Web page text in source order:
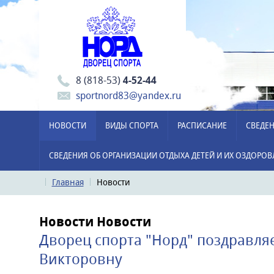
8 (818-53)4-52-44
sportnord83@yandex.ru
НОВОСТИ ВИДЫ СПОРТА РАСПИСАНИЕ
СВЕДЕНИЯ ОБ ОРГАНИЗАЦИИ ОТДЫХА ДЕТЕЙ И ИХ
Главная Новости
Новости Новости
Дворец спорта "Норд"
Викторовну